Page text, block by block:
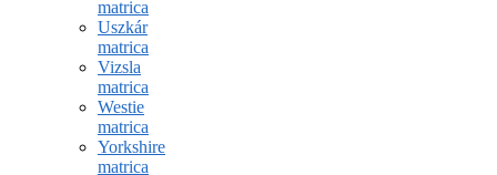
matrica
Uszkár
matrica
Vizsla
matrica
Westie
matrica
Yorkshire
matrica